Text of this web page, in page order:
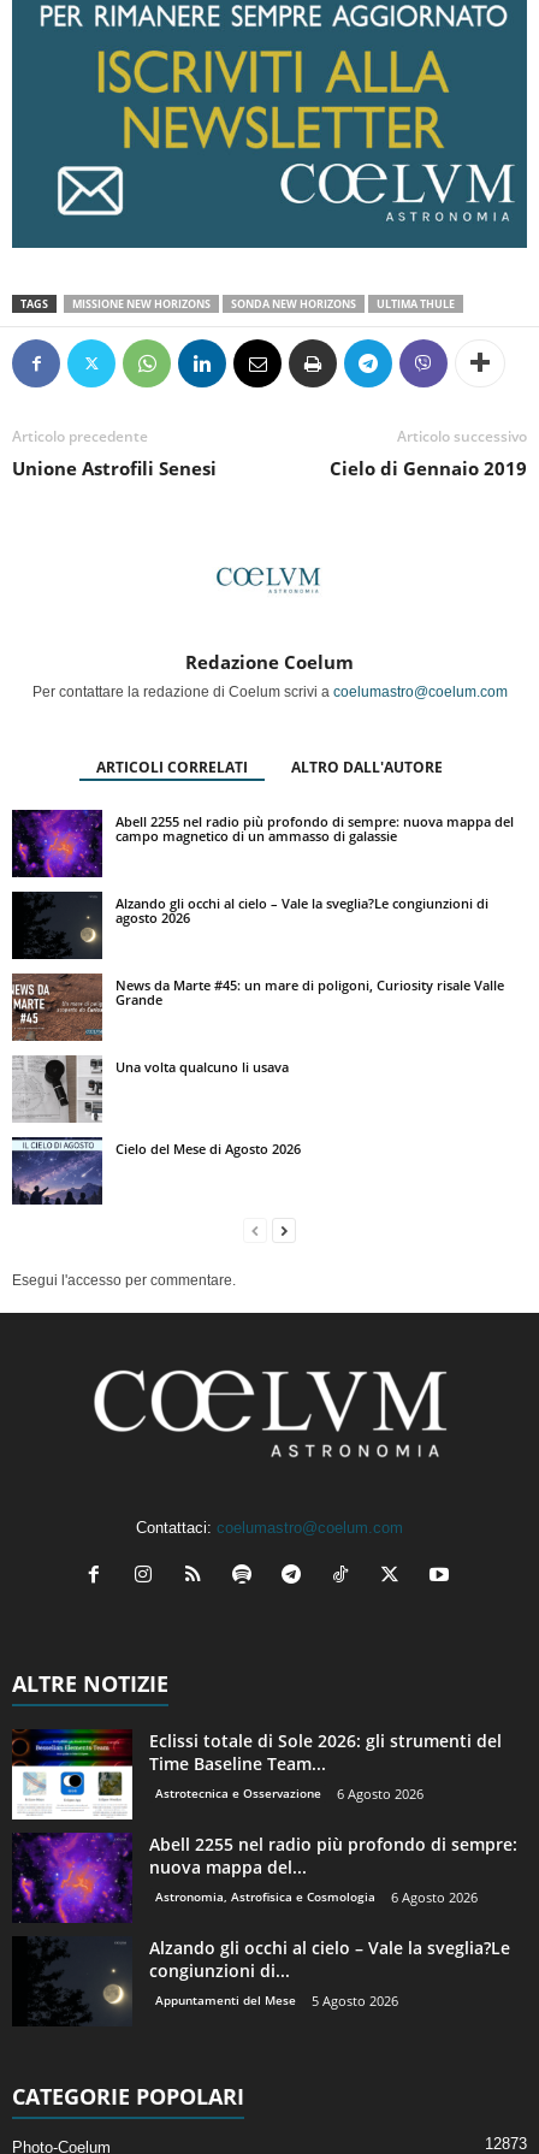
TAGS MISSIONE NEW HORIZONS SONDA NEW HORIZONS ULTIMA THULE
Articolo precedente
Unione Astrofili Senesi
Articolo successivo
Cielo di Gennaio 2019
Redazione Coelum
Per contattare la redazione di Coelum scrivi a coelumastro@coelum.com
ARTICOLI CORRELATI ALTRO DALL'AUTORE
Abell 2255 nel radio più profondo di sempre: nuova mappa del
campo magnetico di un ammasso di galassie
Alzando gli occhi al cielo – Vale la sveglia?Le congiunzioni di
agosto 2026
News da Marte #45: un mare di poligoni, Curiosity risale Valle
Grande
Una volta qualcuno li usava
Cielo del Mese di Agosto 2026
Esegui l'accesso per commentare.
Contattaci: coelumastro@coelum.com
ALTRE NOTIZIE
Eclissi totale di Sole 2026: gli strumenti del
Time Baseline Team...
Astrotecnica e Osservazione 6 Agosto 2026
Abell 2255 nel radio più profondo di sempre:
nuova mappa del...
Astronomia, Astrofisica e Cosmologia 6 Agosto 2026
Alzando gli occhi al cielo – Vale la sveglia?Le
congiunzioni di...
Appuntamenti del Mese 5 Agosto 2026
CATEGORIE POPOLARI
Photo-Coelum 12873